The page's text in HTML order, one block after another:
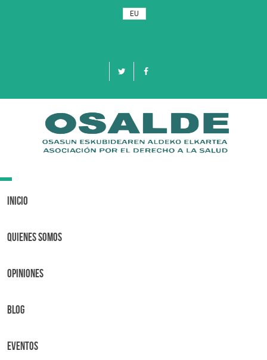
EU
Toggle
Inicio
Quienes Somos
OPINIONES
BLOG
Eventos